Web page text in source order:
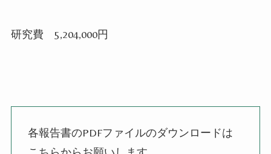
研究費 5,204,000円
各報告書のPDFファイルのダウンロードは